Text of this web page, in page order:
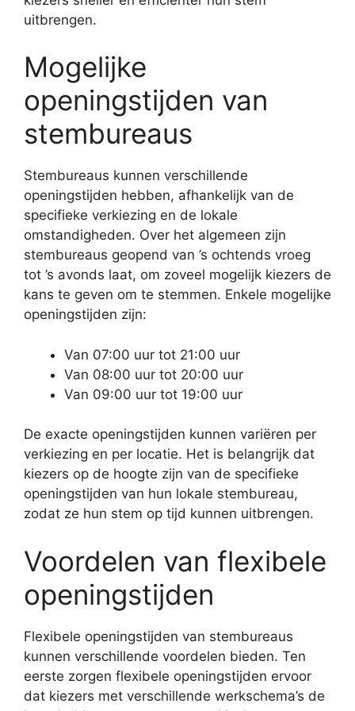
uitbrengen.
Mogelijke
openingstijden van
stembureaus
Stembureaus kunnen verschillende
openingstijden hebben, afhankelijk van de
specifieke verkiezing en de lokale
omstandigheden. Over het algemeen zijn
stembureaus geopend van ’s ochtends vroeg
tot ’s avonds laat, om zoveel mogelijk kiezers de
kans te geven om te stemmen. Enkele mogelijke
openingstijden zijn:
Van 07:00 uur tot 21:00 uur
Van 08:00 uur tot 20:00 uur
Van 09:00 uur tot 19:00 uur
De exacte openingstijden kunnen variëren per
verkiezing en per locatie. Het is belangrijk dat
kiezers op de hoogte zijn van de specifieke
openingstijden van hun lokale stembureau,
zodat ze hun stem op tijd kunnen uitbrengen.
Voordelen van flexibele
openingstijden
Flexibele openingstijden van stembureaus
kunnen verschillende voordelen bieden. Ten
eerste zorgen flexibele openingstijden ervoor
dat kiezers met verschillende werkschema’s de